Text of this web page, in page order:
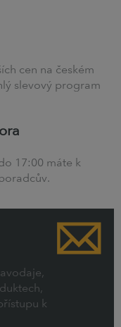
cen na českém
slevový program
17:00 máte k
k